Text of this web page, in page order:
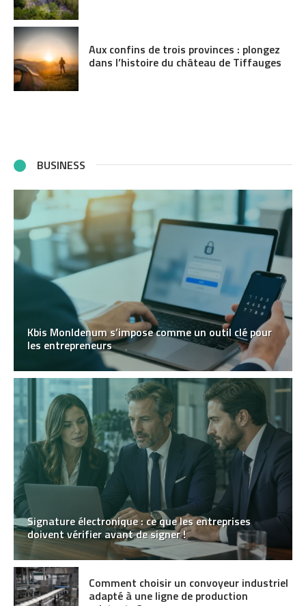
Aux confins de trois provinces : plongez
dans l’histoire du château de Tiffauges
BUSINESS
Kbis MonIdenum s’impose comme un outil clé pour
les entrepreneurs
Signature électronique : ce que les entreprises
doivent vérifier avant de signer !
Comment choisir un convoyeur industriel
adapté à une ligne de production